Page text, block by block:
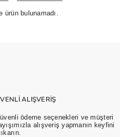
ürün bulunamadı.
ALIŞVERİŞ
ödeme seçenekleri ve müşteri
alışveriş yapmanın keyfini